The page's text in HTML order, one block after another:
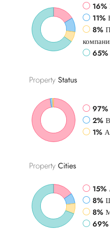
16%
11%
8%
65%
Property Status
97%
2%
1%
Property Cities
15%
8%
8%
69%